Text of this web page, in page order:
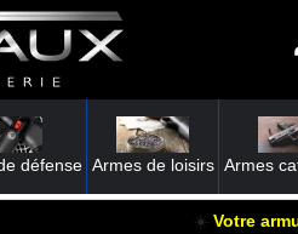
défense Armes de loisirs Armes
☀️ Votre